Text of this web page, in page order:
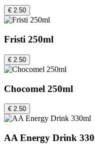
€ 2.50
Fristi 250ml
€ 2.50
Chocomel 250ml
€ 2.50
AA Energy Drink